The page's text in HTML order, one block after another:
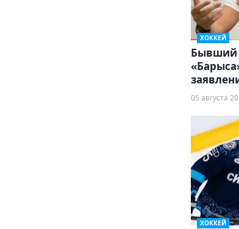
ХОККЕЙ
Бывший
05 августа
ХОККЕЙ